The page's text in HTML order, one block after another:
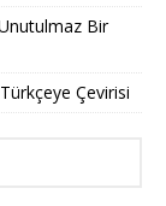
Bir
Çevirisi